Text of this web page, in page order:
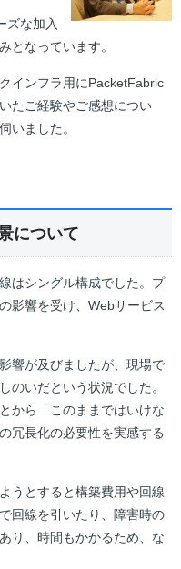
ズな加入
となっています。
インフラ用にPacketFabric
たご経験やご感想につい
いました。
について
はシングル構成でした。プ
影響を受け、Webサービス
響が及びましたが、現場で
のいだという状況でした。
から「このままではいけな
冗長化の必要性を実感する
うとすると構築費用や回線
回線を引いたり、障害時の
り、時間もかかるため、な